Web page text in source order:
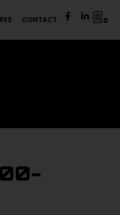
0
CONTACT